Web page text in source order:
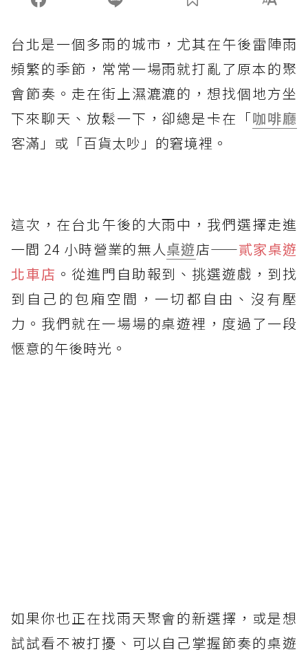
台北是一個多雨的城市，尤其在午後雷陣雨
頻繁的季節，常常一場雨就打亂了原本的聚
會節奏。走在街上濕漉漉的，想找個地方坐
下來聊天、放鬆一下，卻總是卡在「咖啡廳
客滿」或「百貨太吵」的窘境裡。
這次，在台北午後的大雨中，我們選擇走進
一間 24 小時營業的無人桌遊店——貳家桌遊
北車店 。從進門自助報到、挑選遊戲，到找
到自己的包廂空間，一切都自由、沒有壓
力。我們就在一場場的桌遊裡，度過了一段
愜意的午後時光。
如果你也正在找雨天聚會的新選擇，或是想
試試看不被打擾、可以自己掌握節奏的桌遊